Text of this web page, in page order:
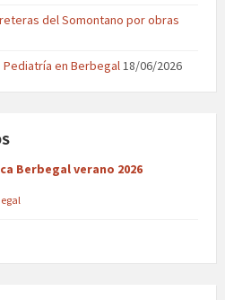
del Somontano por obras
en Berbegal18/06/2026
Berbegal verano 2026